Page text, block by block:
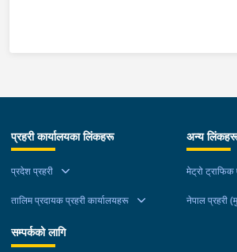
लागुऔषध गाँजा २६ किलोग्राम २० ग्राम फेला परेको
समिर मोक्तान र सोहि हेटौंडा उपमहानगरपालिका-१९,
भईरहेको छ ।
प्रहरी कार्यालयका लिंकहरू
प्रदेश प्रहरी
तालिम प्रदायक प्रहरी कार्यालयहरू
अन्य लिंकहरू
मेट्रो
नेपाल प्रहरी
सम्पर्कको लागि